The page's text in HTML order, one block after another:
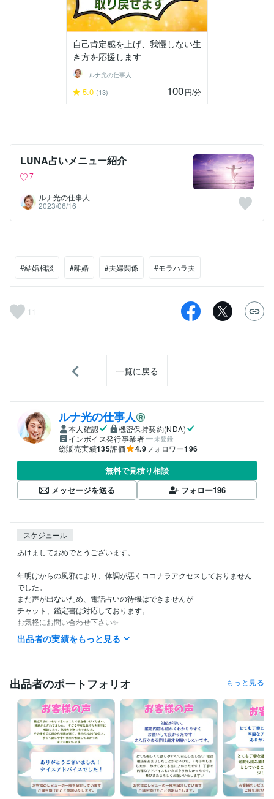
自己肯定感を上げ、我慢しない生
き方を応援します
ルナ光の仕事人
5.0 (13) 100円/分
LUNA占いメニュー紹介
7
ルナ光の仕事人
2023/06/16
#結婚相談 #離婚 #夫婦関係 #モラハラ夫
11
一覧に戻る
ルナ光の仕事人
本人確認
機密保持契約(NDA)
インボイス発行事業者
未登録
総販売実績135評価 4.9フォロワー196
無料で見積り相談
メッセージを送る
フォロー196
スケジュール
あけましておめでとうございます。
年明けからの風邪により、体調が悪くココナラアクセスしておりません
でした。
まだ声が出ないため、電話占いの待機はできませんが
チャット、鑑定書は対応しております。
お気軽にお問い合わせ下さい✨
❌ご注意点❌
下記内容は鑑定できかねますのでご了承ください。
✅人の生死や病気に関する事
✅ギャンブル・犯罪・裁判結果・試験の合否に関する事
****************************************
チャットはDMにて、お気軽にお問い合わせ下さい。
鑑定書の受付は24時間OKです
＊＊＊＊＊＊＊＊＊
出品者の実績をもっと見る
出品者のポートフォリオ もっと見る